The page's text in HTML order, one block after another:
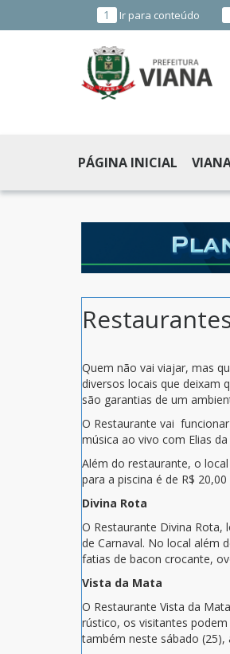
1 Ir para conteúdo
MUNICIPAL
DE
VIANA
ES
PÁGINA INICIAL
Quem não vai viajar, mas
diversos locais que deixam
são garantias de um
O Restaurante vai
música ao vivo com Elias
Além do restaurante, o
para a piscina é de R$
Divina Rota
O Restaurante Divina
de Carnaval. No local além
fatias de bacon crocante,
Vista da Mata
O Restaurante Vista da
rústico, os visitantes
também neste sábado